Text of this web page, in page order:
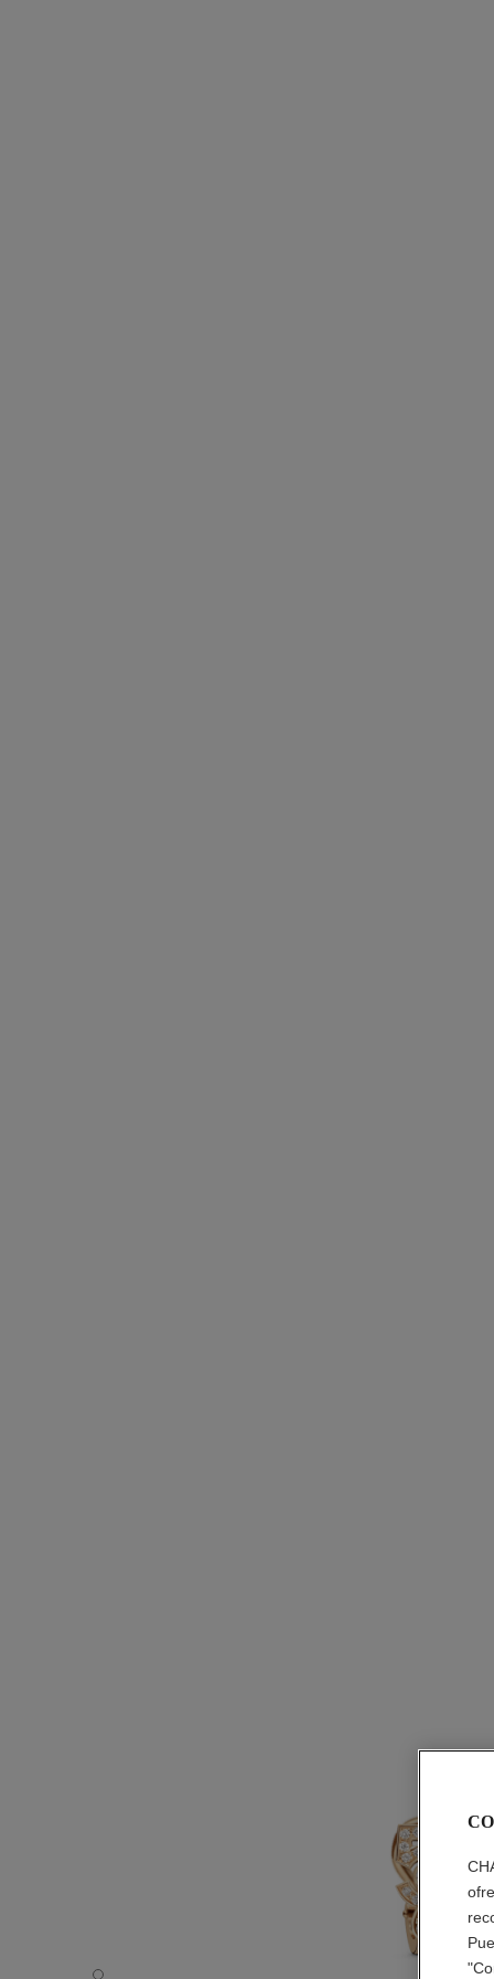
Pendiente individual Eternal N°5 - Vista por defecto -